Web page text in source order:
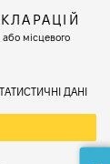
місцевого
ДАНІ